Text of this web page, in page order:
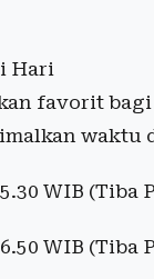
Hari
favorit
waktu
WIB (Tiba
WIB (Tiba